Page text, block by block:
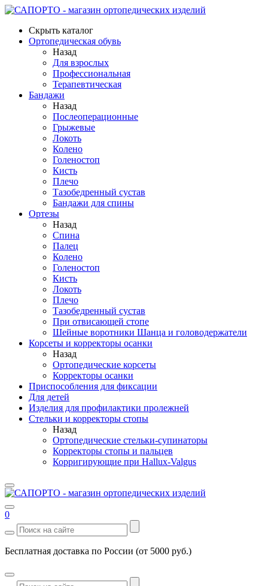
Скрыть каталог
Ортопедическая обувь
Назад
Для взрослых
Профессиональная
Терапевтическая
Бандажи
Назад
Послеоперационные
Грыжевые
Локоть
Колено
Голеностоп
Кисть
Плечо
Тазобедренный сустав
Бандажи для спины
Ортезы
Назад
Спина
Палец
Колено
Голеностоп
Кисть
Локоть
Плечо
Тазобедренный сустав
При отвисающей стопе
Шейные воротники Шанца и головодержатели
Корсеты и корректоры осанки
Назад
Ортопедические корсеты
Корректоры осанки
Приспособления для фиксации
Для детей
Изделия для профилактики пролежней
Стельки и корректоры стопы
Назад
Ортопедические стельки-супинаторы
Корректоры стопы и пальцев
Корригирующие при Hallux-Valgus
0
Бесплатная доставка по России (от 5000 руб.)